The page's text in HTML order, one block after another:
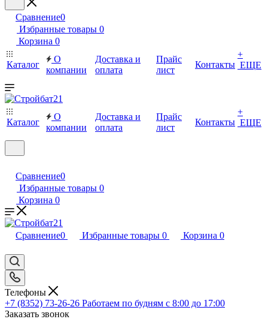
Сравнение0
Избранные товары 0
Корзина 0
Каталог
О
компании
Доставка и
оплата
Прайс
лист
Контакты
+
ЕЩЕ
Каталог
О
компании
Доставка и
оплата
Прайс
лист
Контакты
+
ЕЩЕ
Сравнение0
Избранные товары 0
Корзина 0
Сравнение0 Избранные товары 0 Корзина 0
Телефоны
+7 (8352) 73-26-26 Работаем по будням с 8:00 до 17:00
Заказать звонок